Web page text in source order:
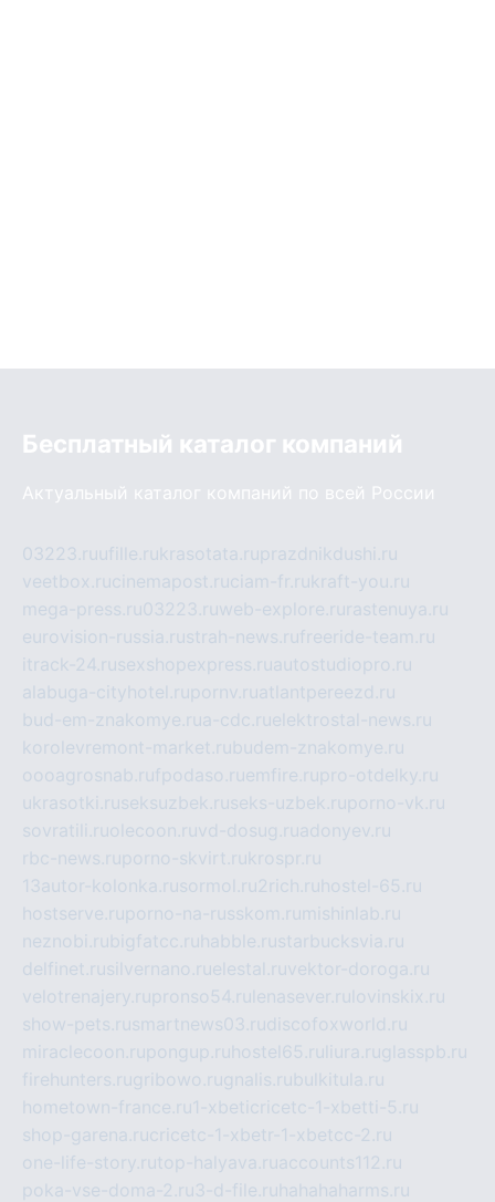
Бесплатный каталог компаний
Актуальный каталог компаний по всей России
03223.ruufille.rukrasotata.ruprazdnikdushi.ru
veetbox.rucinemapost.ruciam-fr.rukraft-you.ru
mega-press.ru03223.ruweb-explore.ru rastenuya.ru
eurovision-russia.rustrah-news.rufreeride-team.ru
itrack-24.rusexshopexpress.ruautostudiopro.ru
alabuga-cityhotel.rupornv.ruatlantpereezd.ru
bud-em-znakomye.rua-cdc.ruelektrostal-news.ru
korolevremont-market.rubudem-znakomye.ru
oooagrosnab.rufpodaso.ruemfire.rupro-otdelky.ru
ukrasotki.ruseksuzbek.ruseks-uzbek.ruporno-vk.ru
sovratili.ruolecoon.ruvd-dosug.ruadonyev.ru
rbc-news.ruporno-skvirt.rukrospr.ru
13autor-kolonka.rusormol.ru2rich.ru hostel-65.ru
hostserve.ruporno-na-russkom.ru mishinlab.ru
neznobi.rubigfatcc.ru habble.rustarbucksvia.ru
delfinet.rusilvernano.ruelestal.ruvektor-doroga.ru
velotrenajery.rupronso54.ru lenasever.ru lovinskix.ru
show-pets.rusmartnews03.rudiscofoxworld.ru
miraclecoon.rupongup.ru hostel65.ru liura.ruglasspb.ru
firehunters.rugribowo.rugnalis.rubulkitula.ru
hometown-france.ru1-xbeticricetc-1-xbetti-5.ru
shop-garena.rucricetc-1-xbetr-1-xbetcc-2.ru
one-life-story.rutop-halyava.ruaccounts112.ru
poka-vse-doma-2.ru3-d-file.ru hahahaharms.ru